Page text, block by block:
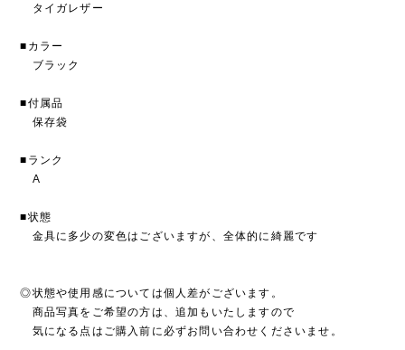
タイガレザー
■カラー
ブラック
■付属品
保存袋
■ランク
A
■状態
金具に多少の変色はございますが、全体的に綺麗です
◎状態や使用感については個人差がございます。
商品写真をご希望の方は、追加もいたしますので
気になる点はご購入前に必ずお問い合わせくださいませ。